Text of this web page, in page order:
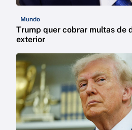
Mundo
Trump quer cobrar multas de
exterior